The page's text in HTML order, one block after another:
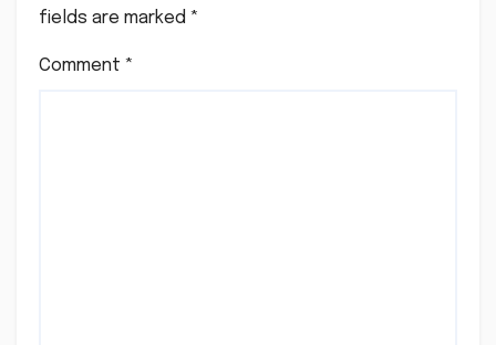
fields are marked *
Comment *